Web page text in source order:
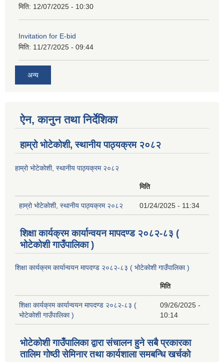
मिति: 12/07/2025 - 10:30
Invitation for E-bid
मिति: 11/27/2025 - 09:44
अन्य
ऐन, कानुन तथा निर्देशिका
हाम्रो भोटेकोशी, स्थानीय पाठ्यक्रम २०८२
हाम्रो भोटेकोशी, स्थानीय पाठ्यक्रम २०८२
मिति
हाम्रो भोटेकोशी, स्थानीय पाठ्यक्रम २०८२ 01/24/2025 - 11:34
शिक्षा कार्यक्रम कार्यान्वयन मापदण्ड २०८२-८३ (
भोटेकोशी गाउँपालिका )
शिक्षा कार्यक्रम कार्यान्वयन मापदण्ड २०८२-८३ ( भोटेकोशी गाउँपालिका )
मिति
शिक्षा कार्यक्रम कार्यान्वयन मापदण्ड २०८२-८३ (
भोटेकोशी गाउँपालिका )
09/26/2025 -
10:14
भोटेकोशी गाउँपालिका द्वारा संचालन हुने सबै प्रकारका
तालिम गोष्ठी सेमिनार तथा कार्यशाला समबन्धि खर्चको